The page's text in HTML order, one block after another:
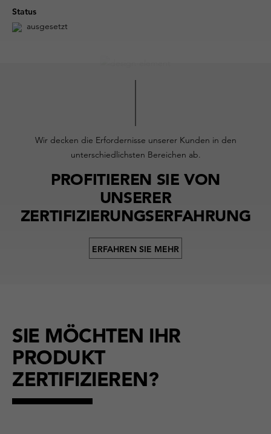
Status
ausgesetzt
Wir decken die Erfordernisse unserer Kunden in den
unterschiedlichsten Bereichen ab.
PROFITIEREN SIE VON
UNSERER
ZERTIFIZIERUNGSERFAHRUNG
ERFAHREN SIE MEHR
SIE MÖCHTEN IHR
PRODUKT
ZERTIFIZIEREN?